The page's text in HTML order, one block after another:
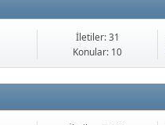
İletiler: 31
Konular: 10